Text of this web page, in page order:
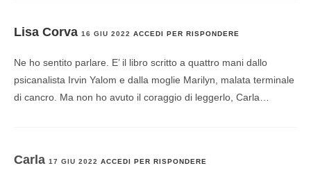
Lisa Corva 16 GIU 2022 ACCEDI PER RISPONDERE
Ne ho sentito parlare. E’ il libro scritto a quattro mani dallo
psicanalista Irvin Yalom e dalla moglie Marilyn, malata terminale
di cancro. Ma non ho avuto il coraggio di leggerlo, Carla…
Carla 17 GIU 2022 ACCEDI PER RISPONDERE